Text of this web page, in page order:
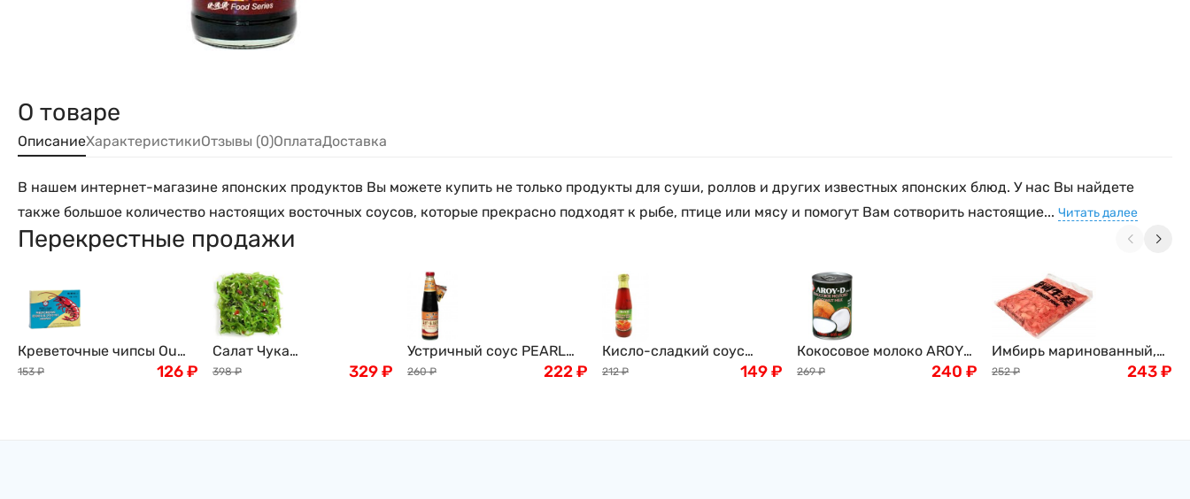
О товаре
ОписаниеХарактеристикиОтзывы (0)ОплатаДоставка
В нашем интернет-магазине японских продуктов Вы можете купить не только продукты для суши, роллов и других известных японских блюд. У нас Вы найдете
также большое количество настоящих восточных соусов, которые прекрасно подходят к рыбе, птице или мясу и помогут Вам сотворить настоящие... Читать далее
Перекрестные продажи
Креветочные чипсы Ou
Jiang, 227г
153 ₽ 126₽
Салат Чука
(замороженный) , 1кг
398 ₽ 329₽
Устричный соус PEARL
RIVER BRIDGE, 510г
260 ₽ 222₽
Кисло-сладкий соус
AROY-D, 190мл
212 ₽ 149₽
Кокосовое молоко AROY-
D, 400мл
269 ₽ 240 ₽
Имбирь маринованный,
розовый, 1кг
252 ₽ 243₽